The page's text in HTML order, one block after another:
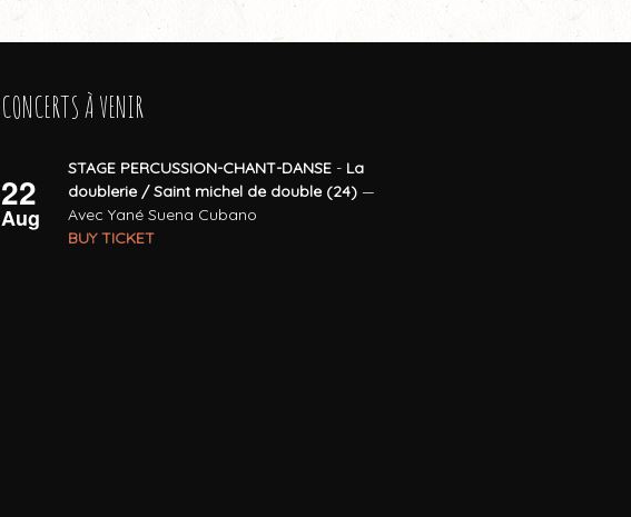
CONCERTS À VENIR
22
Aug
STAGE PERCUSSION-CHANT-DANSE- La
doublerie / Saint michel de double (24)—
Avec Yané Suena Cubano
BUY TICKET